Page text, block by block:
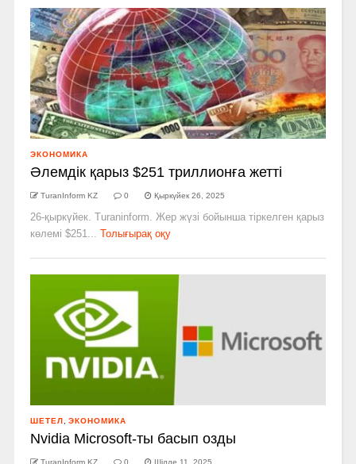
ЭКОНОМИКА
Әлемдік қарыз $251 триллионға жетті
TuranInform KZ 0 Қыркүйек 26, 2025
26-қыркүйек. Turaninform. Жер жүзі бойынша тіркелген қарыз
көлемі $251...
Толығырақ оқу
ШЕТЕЛ ЭКОНОМИКА
Nvidia Microsoft-ты басып озды
TuranInform KZ 0 Шілде 11, 2025